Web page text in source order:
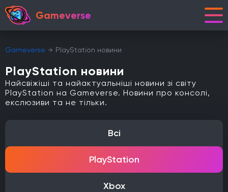
Gameverse
Gameverse PlayStation новини
PlayStation новини
Найсвіжіші та найактуальніші новини зі світу
PlayStation на Gameverse. Новини про консолі,
екслюзиви та не тільки.
Всі
PlayStation
Xbox